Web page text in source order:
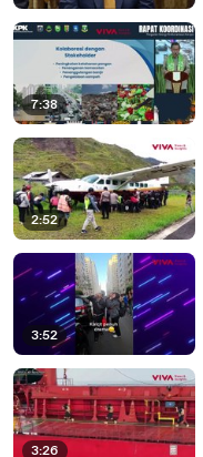
7:38
2:52
3:52
3:26